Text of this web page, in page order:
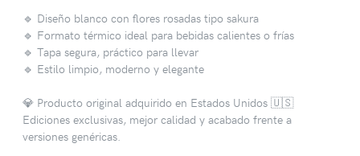
🔹 Diseño blanco con flores rosadas tipo sakura
🔹 Formato térmico ideal para bebidas calientes o frías
🔹 Tapa segura, práctico para llevar
🔹 Estilo limpio, moderno y elegante
💎 Producto original adquirido en Estados Unidos 🇺🇸
Ediciones exclusivas, mejor calidad y acabado frente a
versiones genéricas.